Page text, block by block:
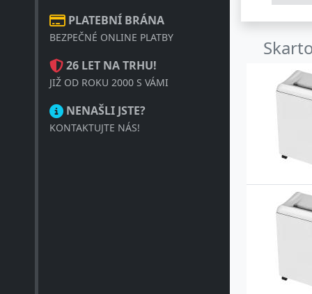
PLATEBNÍ BRÁNA
BEZPEČNÉ ONLINE PLATBY
26 LET NA TRHU!
JIŽ OD ROKU 2000 S VÁMI
NENAŠLI JSTE?
KONTAKTUJTE NÁS!
1171
2035
2245
2360
2403